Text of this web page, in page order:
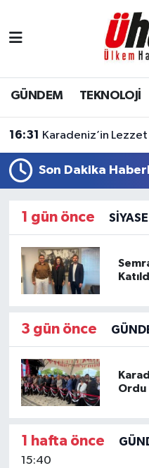
GÜNDEM TEKNOLOJİ
16:31 Karadeniz’in Lezzet
Son Dakika
1 gün önce
3 gün önce
Ordu
1 hafta önce
15:40
İstanbul Nöbetçi
İstanbul Hava
Tüm Manşetler
Son Dakika